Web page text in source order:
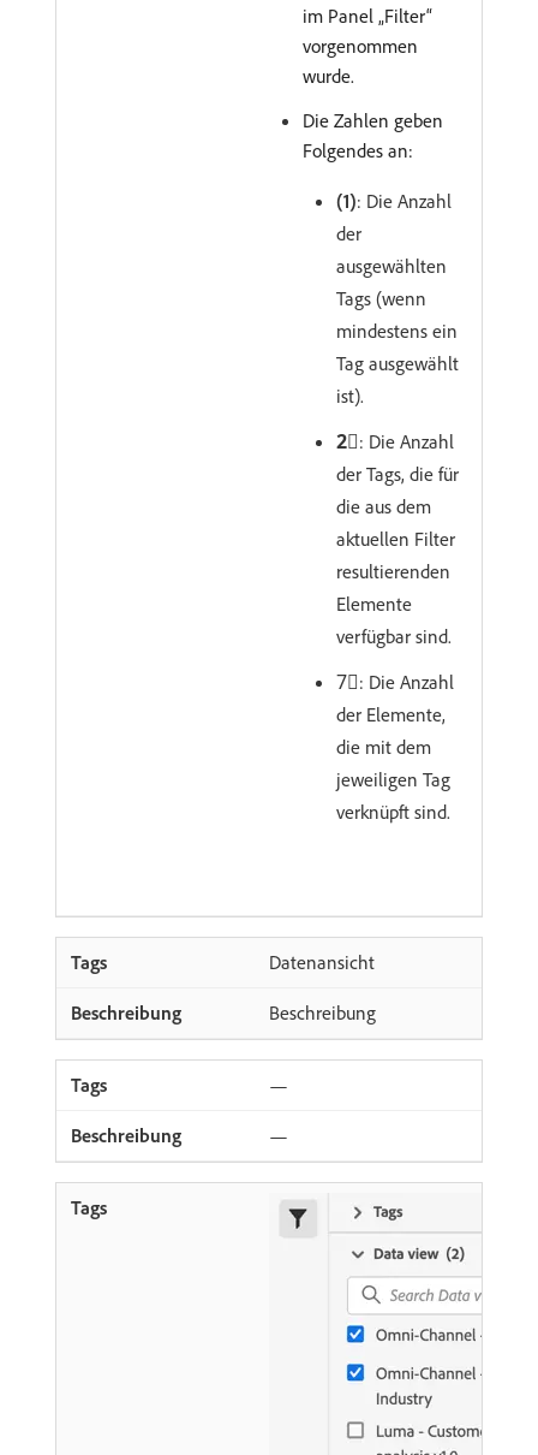
im Panel „Filter“
vorgenommen
wurde.
Die Zahlen geben
Folgendes an:
(1): Die Anzahl
der
ausgewählten
Tags (wenn
mindestens ein
Tag ausgewählt
ist).
2︎⃣: Die Anzahl
der Tags, die für
die aus dem
aktuellen Filter
resultierenden
Elemente
verfügbar sind.
7︎⃣: Die Anzahl
der Elemente,
die mit dem
jeweiligen Tag
verknüpft sind.
Datenansicht
Beschreibung
—
—